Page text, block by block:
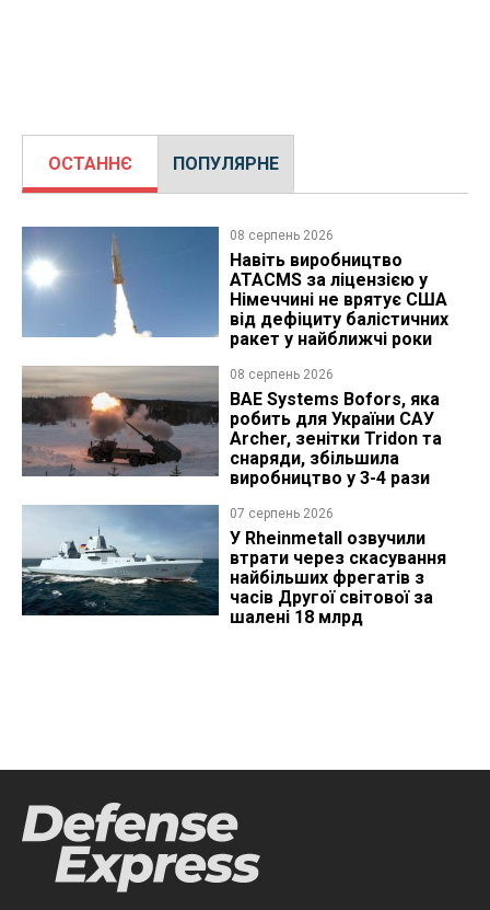
ОСТАННЄ ПОПУЛЯРНЕ
08 серпень 2026
Навіть виробництво
ATACMS за ліцензією у
Німеччині не врятує США
від дефіциту балістичних
ракет у найближчі роки
08 серпень 2026
BAE Systems Bofors, яка
робить для України САУ
Archer, зенітки Tridon та
снаряди, збільшила
виробництво у 3-4 рази
07 серпень 2026
У Rheinmetall озвучили
втрати через скасування
найбільших фрегатів з
часів Другої світової за
шалені 18 млрд